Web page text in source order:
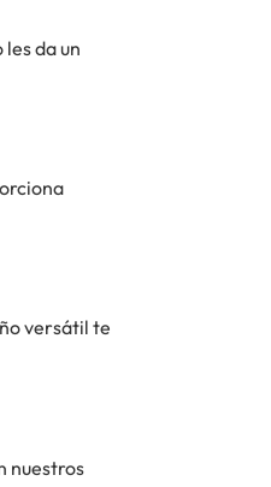
da un
versátil te
nuestros